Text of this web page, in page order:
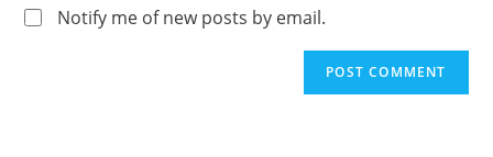
Notify me of new posts by email.